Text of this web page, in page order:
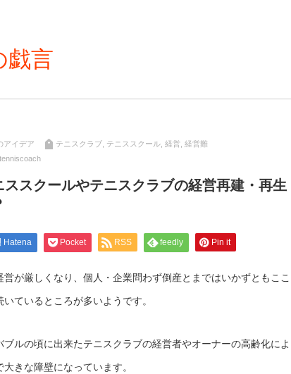
戯言
アイデア テニスクラブ テニススクール 経営 経営難
tenniscoach
ススクールやテニスクラブの経営再建・再生
Hatena Pocket RSS feedly Pin it
が厳しくなり、個人・企業問わず倒産とまではいかずともここ
ているところが多いようです。
ルの頃に出来たテニスクラブの経営者やオーナーの高齢化によ
きな障壁になっています。